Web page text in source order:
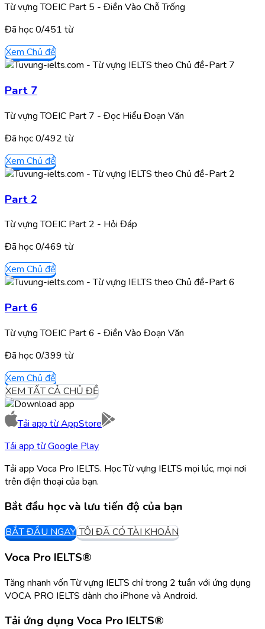
Từ vựng TOEIC Part 5 - Điền Vào Chỗ Trống
Đã học0/451 từ
Xem Chủ đề
Part 7
Từ vựng TOEIC Part 7 - Đọc Hiểu Đoạn Văn
Đã học0/492 từ
Xem Chủ đề
Part 2
Từ vựng TOEIC Part 2 - Hỏi Đáp
Đã học0/469 từ
Xem Chủ đề
Part 6
Từ vựng TOEIC Part 6 - Điền Vào Đoạn Văn
Đã học0/399 từ
Xem Chủ đề
XEM TẤT CẢ CHỦ ĐỀ
Tải app từAppStore
Tải app từGoogle Play
Tải app Voca Pro IELTS. Học Từ vựng IELTS mọi lúc, mọi nơi
trên điện thoại của bạn.
Bắt đầu học và lưu tiến độ của bạn
BẮT ĐẦU NGAY TÔI ĐÃ CÓ TÀI KHOẢN
Voca Pro IELTS®
Tăng nhanh vốn Từ vựng IELTS chỉ trong 2 tuần với ứng dụng
VOCA PRO IELTS dành cho iPhone và Android.
Tải ứng dụng Voca Pro IELTS®